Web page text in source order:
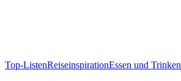
Top-ListenReiseinspirationEssen und Trinken